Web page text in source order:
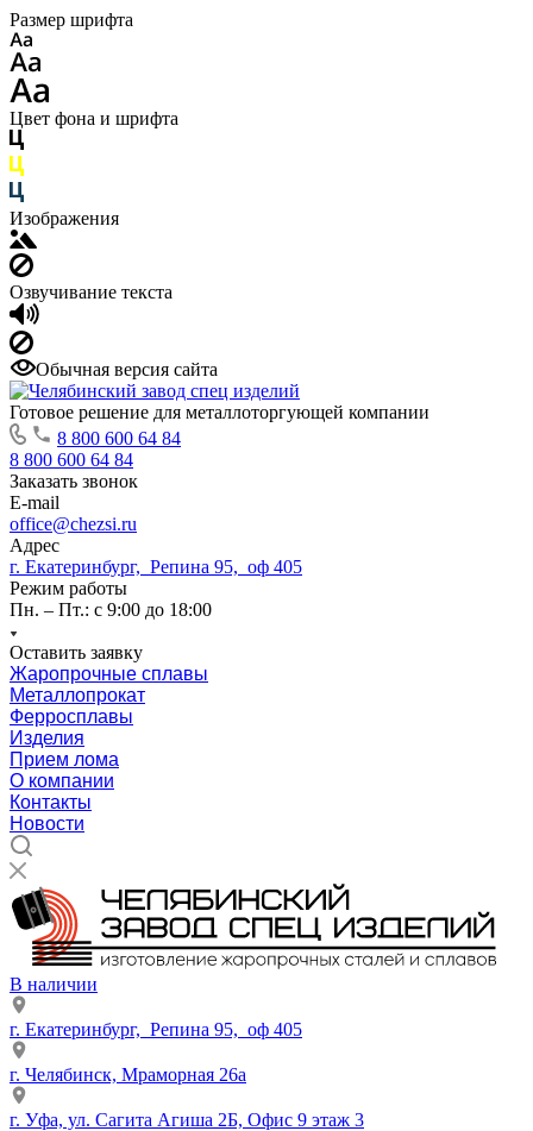
Размер шрифта
Цвет фона и шрифта
Изображения
Озвучивание текста
Обычная версия сайта
Готовое решение для металлоторгующей компании
8 800 600 64 84
8 800 600 64 84
Заказать звонок
E-mail
office@chezsi.ru
Адрес
г. Екатеринбург, Репина 95, оф 405
Режим работы
Пн. – Пт.: с 9:00 до 18:00
Оставить заявку
Жаропрочные сплавы
Металлопрокат
Ферросплавы
Изделия
Прием лома
О компании
Контакты
Новости
В наличии
г. Екатеринбург, Репина 95, оф 405
г. Челябинск, Мраморная 26а
г. Уфа, ул. Сагита Агиша 2Б, Офис 9 этаж 3